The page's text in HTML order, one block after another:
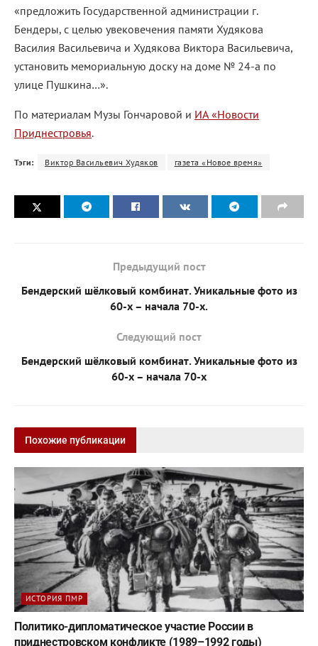
«предложить Государственной администрации г.
Бендеры, с целью увековечения памяти Худякова
Василия Васильевича и Худякова Виктора Васильевича,
установить мемориальную доску на доме № 24-а по
улице Пушкина…».
По материалам Музы Гончаровой и ИА «Новости
Приднестровья.
Тэги: Виктор Васильевич Худяков газета «Новое время»
Предыдущий пост
Бендерский шёлковый комбинат. Уникальные фото из
60-х – начала 70-х.
Следующий пост
Бендерский шёлковый комбинат. Уникальные фото из
60-х – начала 70-х
Похожие публикации
ИСТОРИЯ ПМР
Политико-дипломатическое участие России в
приднестровском конфликте (1989–1992 годы)